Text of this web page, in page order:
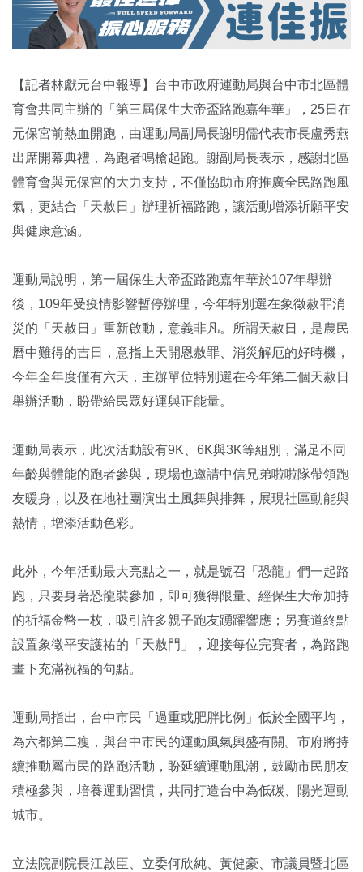
【記者林獻元台中報導】台中市政府運動局與台中市北區體
育會共同主辦的「第三屆保生大帝盃路跑嘉年華」，25日在
元保宮前熱血開跑，由運動局副局長謝明儒代表市長盧秀燕
出席開幕典禮，為跑者鳴槍起跑。謝副局長表示，感謝北區
體育會與元保宮的大力支持，不僅協助市府推廣全民路跑風
氣，更結合「天赦日」辦理祈福路跑，讓活動增添祈願平安
與健康意涵。
運動局說明，第一屆保生大帝盃路跑嘉年華於107年舉辦
後，109年受疫情影響暫停辦理，今年特別選在象徵赦罪消
災的「天赦日」重新啟動，意義非凡。所謂天赦日，是農民
曆中難得的吉日，意指上天開恩赦罪、消災解厄的好時機，
今年全年度僅有六天，主辦單位特別選在今年第二個天赦日
舉辦活動，盼帶給民眾好運與正能量。
運動局表示，此次活動設有9K、6K與3K等組別，滿足不同
年齡與體能的跑者參與，現場也邀請中信兄弟啦啦隊帶領跑
友暖身，以及在地社團演出土風舞與排舞，展現社區動能與
熱情，增添活動色彩。
此外，今年活動最大亮點之一，就是號召「恐龍」們一起路
跑，只要身著恐龍裝參加，即可獲得限量、經保生大帝加持
的祈福金幣一枚，吸引許多親子跑友踴躍響應；另賽道終點
設置象徵平安護祐的「天赦門」，迎接每位完賽者，為路跑
畫下充滿祝福的句點。
運動局指出，台中市民「過重或肥胖比例」低於全國平均，
為六都第二瘦，與台中市民的運動風氣興盛有關。市府將持
續推動屬市民的路跑活動，盼延續運動風潮，鼓勵市民朋友
積極參與，培養運動習慣，共同打造台中為低碳、陽光運動
城市。
立法院副院長江啟臣、立委何欣純、黃健豪、市議員暨北區